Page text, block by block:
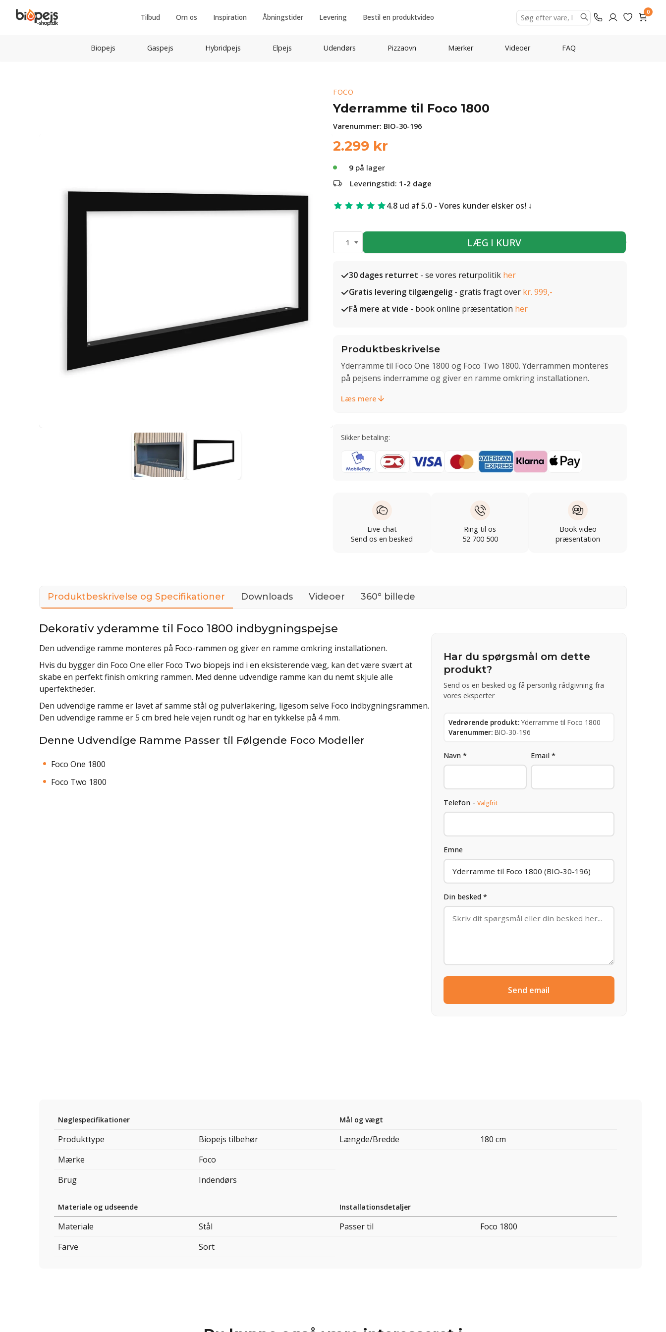
Tilbud Om os Inspiration Åbningstider Levering Bestil en produktvideo
0
Biopejs Gaspejs Hybridpejs Elpejs Udendørs Pizzaovn Mærker Videoer FAQ
FOCO
Yderramme til Foco 1800
Varenummer: BIO-30-196
2.299 kr
9 på lager
Leveringstid: 1-2 dage
4.8 ud af 5.0 - Vores kunder elsker os!
1 LÆG I KURV
30 dages returret - se vores returpolitik her
Gratis levering tilgængelig - gratis fragt over kr. 999,-
Få mere at vide - book online præsentation her
Produktbeskrivelse
Yderramme til Foco One 1800 og Foco Two 1800. Yderrammen monteres
på pejsens inderramme og giver en ramme omkring installationen.
Læs mere
Sikker betaling:
Live-chat
Send os en besked
Ring til os
52 700 500
Book video
præsentation
Produktbeskrivelse og Specifikationer Downloads Videoer 360° billede
Dekorativ yderamme til Foco 1800 indbygningspejse
Den udvendige ramme monteres på Foco-rammen og giver en ramme omkring installationen.
Hvis du bygger din Foco One eller Foco Two biopejs ind i en eksisterende væg, kan det være svært at
skabe en perfekt finish omkring rammen. Med denne udvendige ramme kan du nemt skjule alle
uperfektheder.
Den udvendige ramme er lavet af samme stål og pulverlakering, ligesom selve Foco indbygningsrammen.
Den udvendige ramme er 5 cm bred hele vejen rundt og har en tykkelse på 4 mm.
Denne Udvendige Ramme Passer til Følgende Foco Modeller
Foco One 1800
Foco Two 1800
Har du spørgsmål om dette
produkt?
Send os en besked og få personlig rådgivning fra
vores eksperter
Vedrørende produkt: Yderramme til Foco 1800
Varenummer: BIO-30-196
Navn * Email *
Telefon - Valgfrit
Emne
Din besked *
Send email
Nøglespecifikationer
Produkttype
Biopejs tilbehør
Mærke
Foco
Brug
Indendørs
Mål og vægt
Længde/Bredde 180 cm
Materiale og udseende
Materiale
Stål
Farve
Sort
Installationsdetaljer
Passer til Foco 1800